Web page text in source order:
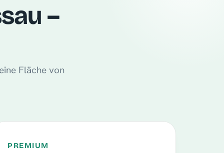
–
Fläche von
PREMIUM